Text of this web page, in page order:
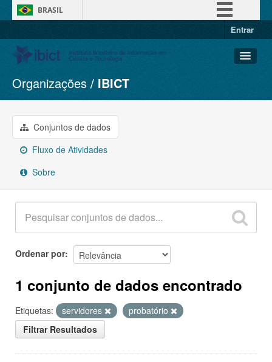
BRASIL
Entrar
Conjuntos de dados
Organizações
Grupos
Sobre
Organizações IBICT
Conjuntos de dados
Fluxo de Atividades
Sobre
Ordenar por
1 conjunto de dados encontrado
Etiquetas: servidores
probatório
Filtrar Resultados